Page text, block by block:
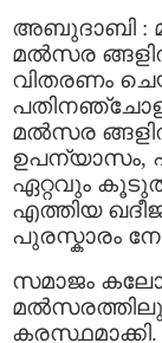
അബുദാബി :
മല്‍സര
വിതരണം
മല്‍സര
ഉപന്യാസം,
ഏറ്റവും
എത്തിയ
പുരസ്കാരം
സമാജം
മല്‍സരത്തിലും